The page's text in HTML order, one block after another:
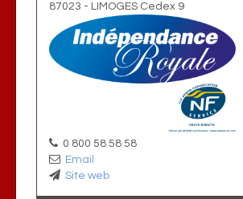
87023 - LIMOGES Cedex 9
0 800 58 58 58
Email
Site web